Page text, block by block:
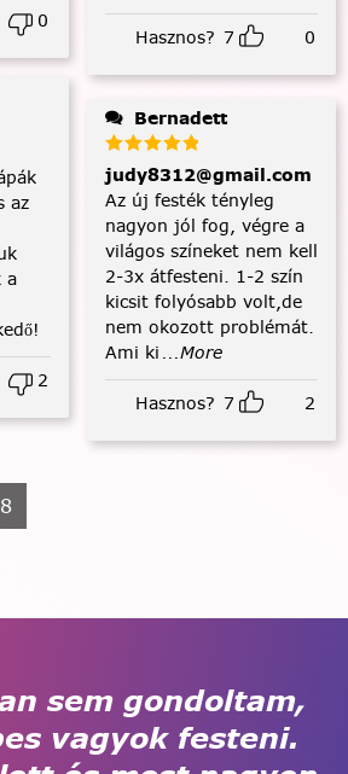
0
az
a
2
Hasznos? 7 0
Bernadett
judy8312@gmail.com
Az új festék tényleg
nagyon jól fog, végre a
világos színeket nem kell
2-3x átfesteni. 1-2 szín
kicsit folyósabb volt,de
nem okozott problémát.
Ami ki ...More
Hasznos? 7 2
sem gondoltam,
vagyok festeni.